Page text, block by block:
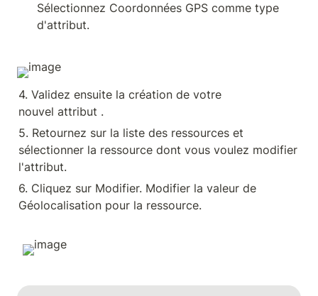
Sélectionnez Coordonnées GPS comme type
d'attribut.
4. Validez ensuite la création de votre
nouvel attribut .
5. Retournez sur la liste des ressources et
sélectionner la ressource dont vous voulez modifier
l'attribut.
6. Cliquez sur Modifier. Modifier la valeur de
Géolocalisation pour la ressource.